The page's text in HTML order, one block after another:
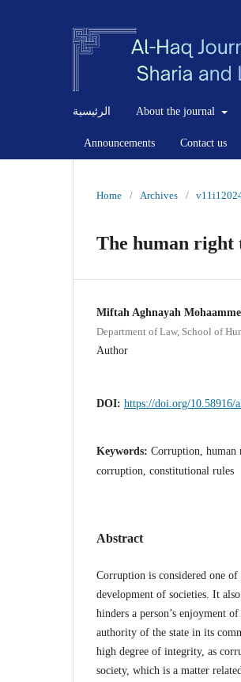
الرئيسية About the journal
Announcements Contact us
Home / Archives /
The human right
Miftah Aghnayah
Department of Law, School of
Author
DOI: https://doi.org/10.58916/
Keywords: Corruption, human
corruption, constitutional rules
Abstract
Corruption is considered one
development of societies. It
hinders a person’s enjoyment
authority of the state in its
high degree of integrity, as
society, which is a matter